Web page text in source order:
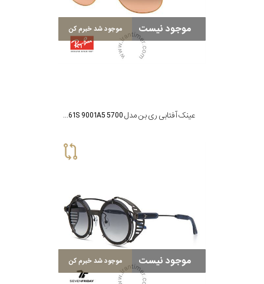
موجود نیست موجود شد خبرم کن
عینک آفتابی ری بن مدل RB 3561S 9001A5 5700
موجود نیست موجود شد خبرم کن